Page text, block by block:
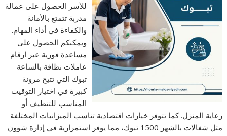
للأسر الحصول على عمالة
مدربة تتمتع بالأمانة
والكفاءة في أداء المهام.
ويمكنكم الحصول على
مساعدة فورية عبر ارقام
عاملات نظافة بالساعة
تبوك التي تتيح مرونة
كبيرة في اختيار التوقيت
المناسب للتنظيف أو
رعاية المنزل. كما تتوفر خيارات اقتصادية تناسب الميزانيات المختلفة
مثل شغالات بالشهر 1500 تبوك، مما يوفر استمرارية في إدارة شؤون